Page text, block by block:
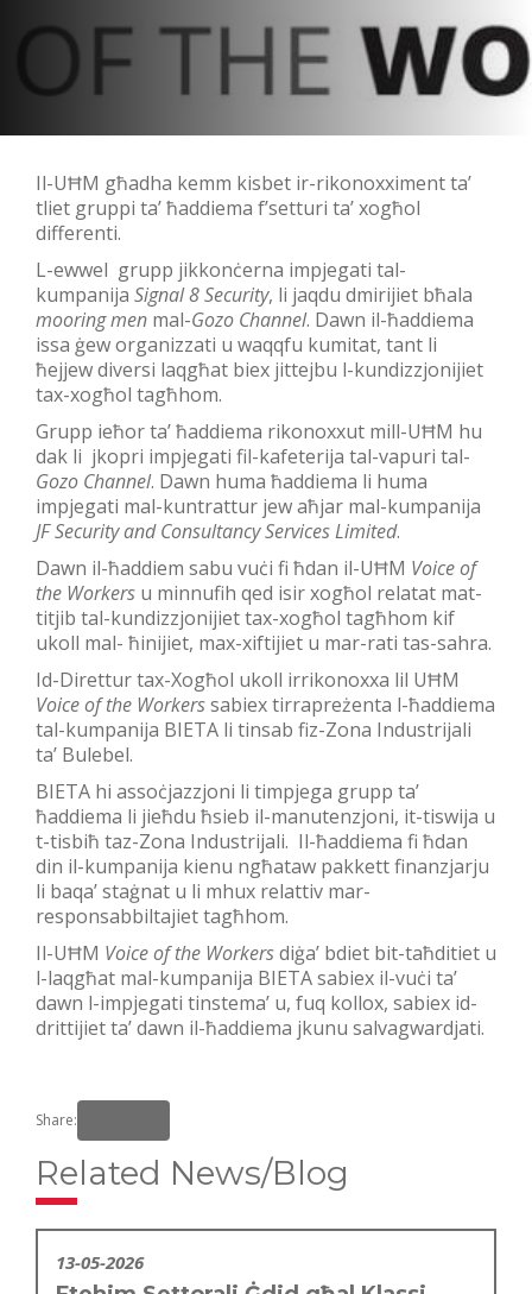
Il-UĦM għadha kemm kisbet ir-rikonoxximent ta’
tliet gruppi ta’ ħaddiema f’setturi ta’ xogħol
differenti.
L-ewwel grupp jikkonċerna impjegati tal-
kumpanija Signal 8 Security, li jaqdu dmirijiet bħala
mooring men mal-Gozo Channel. Dawn il-ħaddiema
issa ġew organizzati u waqqfu kumitat, tant li
ħejjew diversi laqgħat biex jittejbu l-kundizzjonijiet
tax-xogħol tagħhom.
Grupp ieħor ta’ ħaddiema rikonoxxut mill-UĦM hu
dak li jkopri impjegati fil-kafeterija tal-vapuri tal-
Gozo Channel. Dawn huma ħaddiema li huma
impjegati mal-kuntrattur jew aħjar mal-kumpanija
JF Security and Consultancy Services Limited.
Dawn il-ħaddiem sabu vuċi fi ħdan il-UĦM Voice of
the Workers u minnufih qed isir xogħol relatat mat-
titjib tal-kundizzjonijiet tax-xogħol tagħhom kif
ukoll mal- ħinijiet, max-xiftijiet u mar-rati tas-sahra.
Id-Direttur tax-Xogħol ukoll irrikonoxxa lil UĦM
Voice of the Workerssabiex tirrapreżenta l-ħaddiema
tal-kumpanija BIETA li tinsab fiz-Zona Industrijali
ta’ Bulebel.
BIETA hi assoċjazzjoni li timpjega grupp ta’
ħaddiema li jieħdu ħsieb il-manutenzjoni, it-tiswija u
t-tisbiħ taz-Zona Industrijali. Il-ħaddiema fi ħdan
din il-kumpanija kienu ngħataw pakkett finanzjarju
li baqa’ staġnat u li mhux relattiv mar-
responsabbiltajiet tagħhom.
Il-UĦM Voice of the Workersdiġa’ bdiet bit-taħditiet u
l-laqgħat mal-kumpanija BIETA sabiex il-vuċi ta’
dawn l-impjegati tinstema’ u, fuq kollox, sabiex id-
drittijiet ta’ dawn il-ħaddiema jkunu salvagwardjati.
Share:
Related News/Blog
13-05-2026